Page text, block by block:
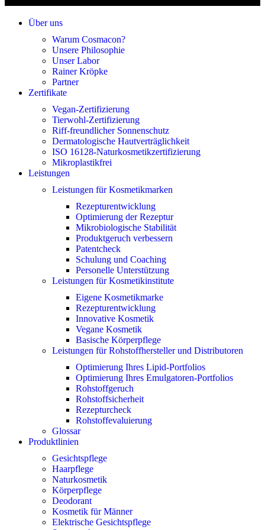
Über uns
Warum Cosmacon?
Unsere Philosophie
Unser Labor
Rainer Kröpke
Partner
Zertifikate
Vegan-Zertifizierung
Tierwohl-Zertifizierung
Riff-freundlicher Sonnenschutz
Dermatologische Hautverträglichkeit
ISO 16128-Naturkosmetikzertifizierung
Mikroplastikfrei
Leistungen
Leistungen für Kosmetikmarken
Rezepturentwicklung
Optimierung der Rezeptur
Mikrobiologische Stabilität
Produktgeruch verbessern
Patentcheck
Schulung und Coaching
Personelle Unterstützung
Leistungen für Kosmetikinstitute
Eigene Kosmetikmarke
Rezepturentwicklung
Innovative Kosmetik
Vegane Kosmetik
Basische Körperpflege
Leistungen für Rohstoffhersteller und Distributoren
Optimierung Ihres Lipid-Portfolios
Optimierung Ihres Emulgatoren-Portfolios
Rohstoffgeruch
Rohstoffsicherheit
Rezepturcheck
Rohstoffevaluierung
Glossar
Produktlinien
Gesichtspflege
Haarpflege
Naturkosmetik
Körperpflege
Deodorant
Kosmetik für Männer
Elektrische Gesichtspflege